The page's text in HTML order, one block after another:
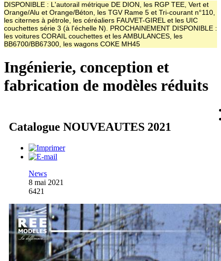
DISPONIBLE : L'autorail métrique DE DION, les RGP TEE, Vert et
Orange/Alu et Orange/Béton, les TGV Rame 5 et Tri-courant n°110,
les citernes à pétrole, les céréaliers FAUVET-GIREL et les UIC
couchettes série 3 (à l'échelle N). PROCHAINEMENT DISPONIBLE :
les voitures CORAIL couchettes et les AMBULANCES, les
BB6700/BB67300, les wagons COKE MH45
Ingénierie, conception et
fabrication de modèles réduits
Catalogue NOUVEAUTES 2021
News
8 mai 2021
6421